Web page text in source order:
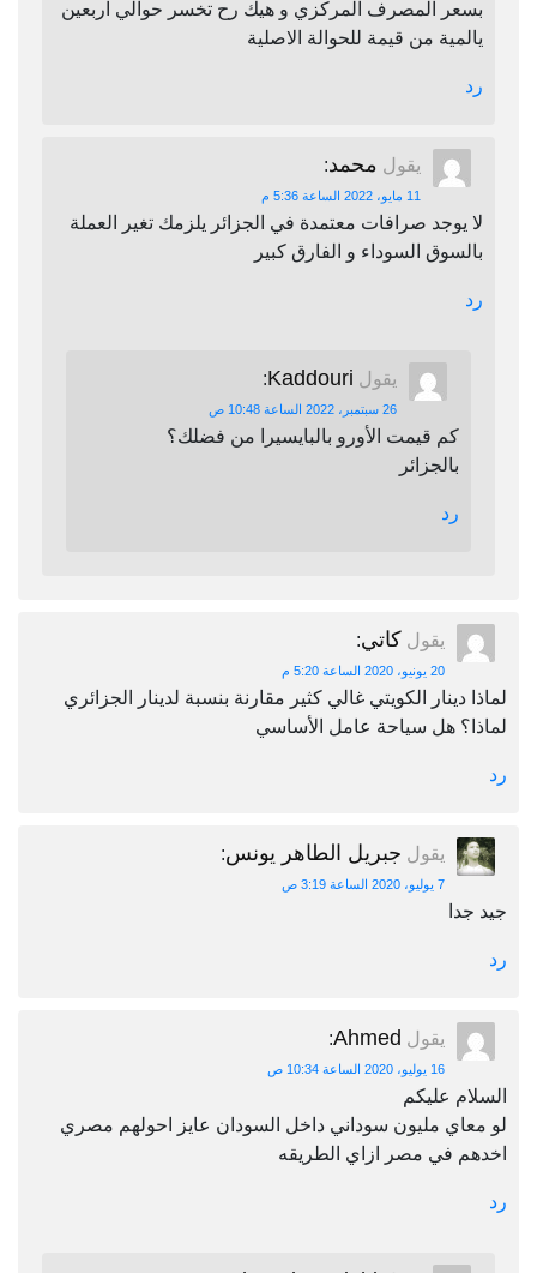
بسعر المصرف المركزي و هيك رح تخسر حوالي اربعين
يالمية من قيمة للحوالة الاصلية
رد
يقول محمد:
11 مايو، 2022 الساعة 5:36 م
لا يوجد صرافات معتمدة في الجزائر يلزمك تغير العملة
بالسوق السوداء و الفارق كبير
رد
يقول Kaddouri
:
26 سبتمبر، 2022 الساعة 10:48 ص
كم قيمت الأورو بالبايسيرا من فضلك؟
بالجزائر
رد
يقول كاتي:
20 يونيو، 2020 الساعة 5:20 م
لماذا دينار الكويتي غالي كثير مقارنة بنسبة لدينار الجزائري
لماذا؟ هل سياحة عامل الأساسي
رد
يقول جبريل الطاهر يونس:
7 يوليو، 2020 الساعة 3:19 ص
جيد جدا
رد
يقول Ahmed
:
16 يوليو، 2020 الساعة 10:34 ص
السلام عليكم
لو معاي مليون سوداني داخل السودان عايز احولهم مصري
اخدهم في مصر ازاي الطريقه
رد